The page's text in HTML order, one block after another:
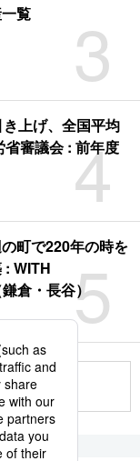
3
覧
4
上げ、全国平均
審議会 : 前年度
5
町で220年の時を
: WITH
倉・長谷）